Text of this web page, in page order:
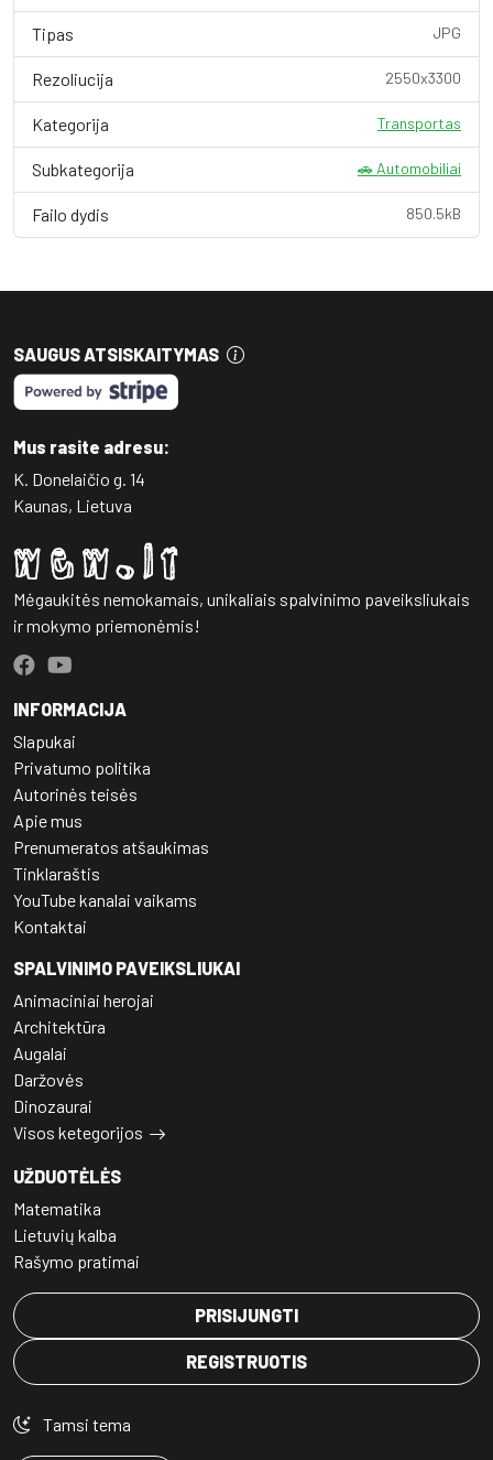
Tipas JPG
Rezoliucija 2550x3300
Kategorija Transportas
Subkategorija 🚗 Automobiliai
Failo dydis 850.5kB
SAUGUS ATSISKAITYMAS
Mus rasite adresu:
K. Donelaičio g. 14
Kaunas, Lietuva
Mėgaukitės nemokamais, unikaliais spalvinimo paveiksliukais
ir mokymo priemonėmis!
INFORMACIJA
Slapukai
Privatumo politika
Autorinės teisės
Apie mus
Prenumeratos atšaukimas
Tinklaraštis
YouTube kanalai vaikams
Kontaktai
SPALVINIMO PAVEIKSLIUKAI
Animaciniai herojai
Architektūra
Augalai
Daržovės
Dinozaurai
Visos ketegorijos
UŽDUOTĖLĖS
Matematika
Lietuvių kalba
Rašymo pratimai
PRISIJUNGTI
REGISTRUOTIS
Tamsi tema